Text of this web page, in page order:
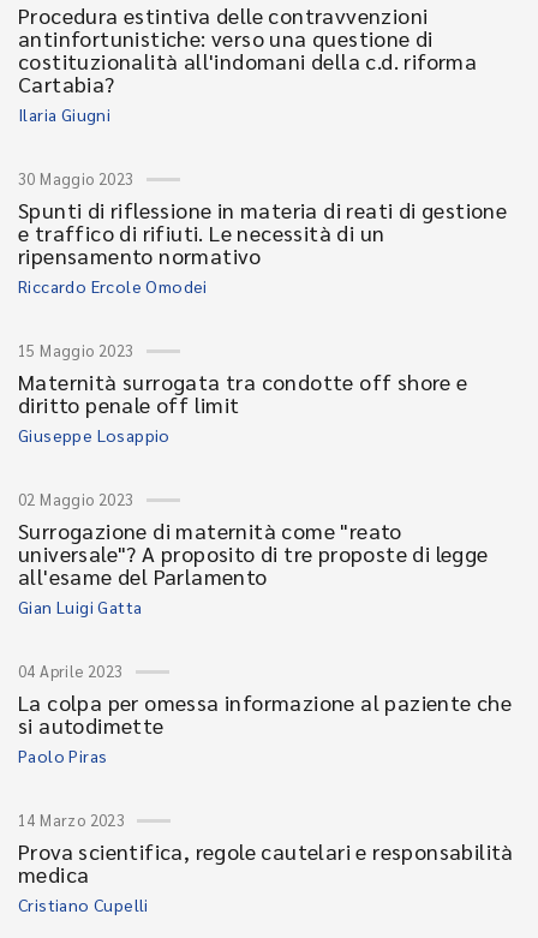
Procedura estintiva delle contravvenzioni
antinfortunistiche: verso una questione di
costituzionalità all'indomani della c.d. riforma
Cartabia?
Ilaria Giugni
30 Maggio 2023
Spunti di riflessione in materia di reati di gestione
e traffico di rifiuti. Le necessità di un
ripensamento normativo
Riccardo Ercole Omodei
15 Maggio 2023
Maternità surrogata tra condotte off shore e
diritto penale off limit
Giuseppe Losappio
02 Maggio 2023
Surrogazione di maternità come "reato
universale"? A proposito di tre proposte di legge
all'esame del Parlamento
Gian Luigi Gatta
04 Aprile 2023
La colpa per omessa informazione al paziente che
si autodimette
Paolo Piras
14 Marzo 2023
Prova scientifica, regole cautelari e responsabilità
medica
Cristiano Cupelli